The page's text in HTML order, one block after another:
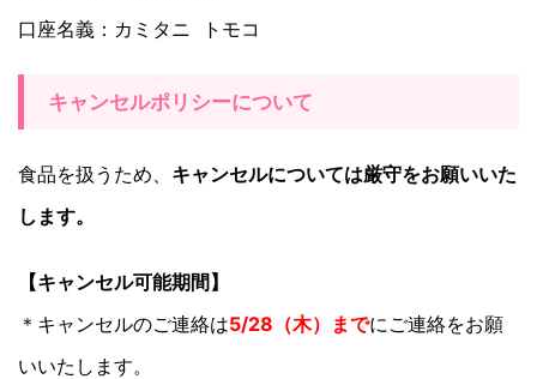
口座名義：カミタニ トモコ
キャンセルポリシーについて
食品を扱うため、 キャンセルについては厳守をお願いいた
します。
【キャンセル可能期間】
＊キャンセルのご連絡は5/28（木）までにご連絡をお願
いいたします。